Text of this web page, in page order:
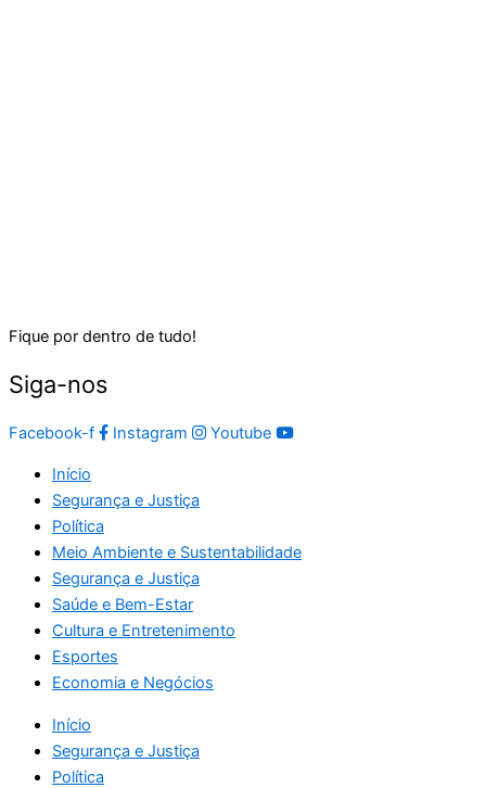
Fique por dentro de tudo!
Siga-nos
Facebook-f Instagram Youtube
Início
Segurança e Justiça
Política
Meio Ambiente e Sustentabilidade
Segurança e Justiça
Saúde e Bem-Estar
Cultura e Entretenimento
Esportes
Economia e Negócios
Início
Segurança e Justiça
Política